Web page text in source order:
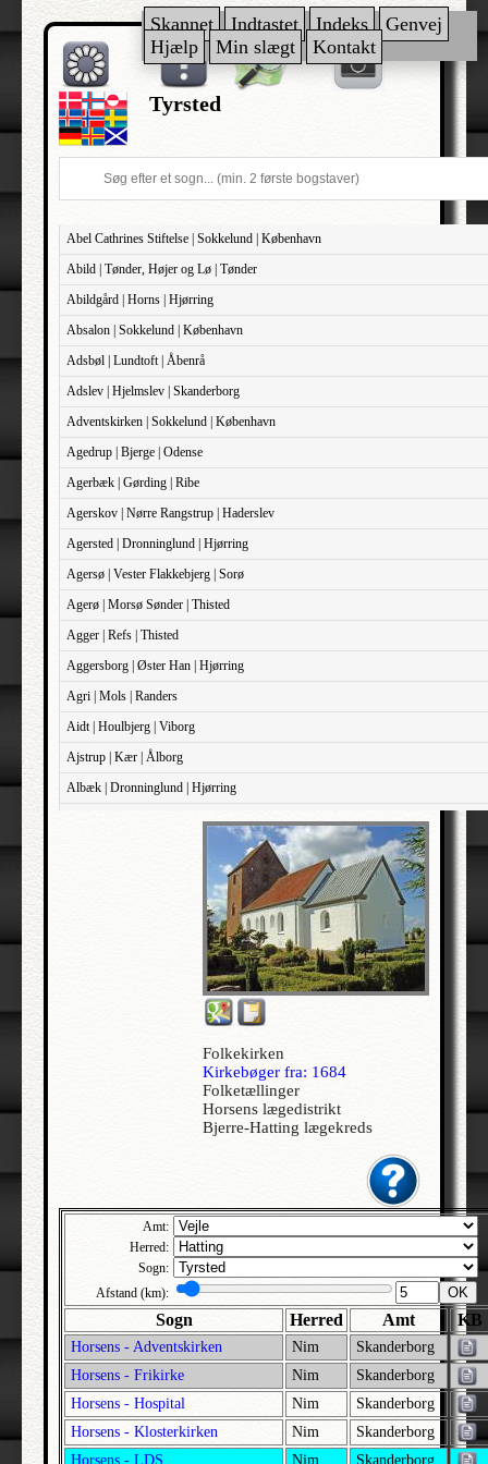
Skannet Indtastet Indeks
Genvej
Hjælp
Min slægt Kontakt
Tyrsted
Abel Cathrines Stiftelse | Sokkelund | København
Abild | Tønder, Højer og Lø | Tønder
Abildgård | Horns | Hjørring
Absalon | Sokkelund | København
Adsbøl | Lundtoft | Åbenrå
Adslev | Hjelmslev | Skanderborg
Adventskirken | Sokkelund | København
Agedrup | Bjerge | Odense
Agerbæk | Gørding | Ribe
Agerskov | Nørre Rangstrup | Haderslev
Agersted | Dronninglund | Hjørring
Agersø | Vester Flakkebjerg | Sorø
Agerø | Morsø Sønder | Thisted
Agger | Refs | Thisted
Aggersborg | Øster Han | Hjørring
Agri | Mols | Randers
Aidt | Houlbjerg | Viborg
Ajstrup | Kær | Ålborg
Albæk | Dronninglund | Hjørring
Albæk | Støvring | Randers
Alderslyst | Gjern | Skanderborg
Aldersro | Sokkelund | København
Allehelgen | Sokkelund | København
Aller | Sønder Tyrstrup | Haderslev
Allerød - Jesu Kristi Kirke af Sidste Dages Hellige | Lynge-Frederiksborg |
Alleshave | Skippinge | Holbæk
Allindemagle | Ringsted | Sorø
Alling | Gjern | Skanderborg
Allinge-Sandvig | Bornholm Nørre | Bornholm
Almind | Brusk | Vejle
Almind | Lysgård | Viborg
Alrø | Hads | Århus
Als | Hindsted | Ålborg
Alslev | Fakse | Præstø
Folkekirken
Kirkebøger fra: 1684
Folketællinger
Horsens lægedistrikt
Bjerre-Hatting lægekreds
Amt:
Herred:
Sogn:
Afstand (km):
OK
Sogn Herred Amt KB
Horsens - Adventskirken Nim
Skanderborg
Horsens - Frikirke
Nim
Skanderborg
Horsens - Hospital
Nim
Skanderborg
Horsens - Klosterkirken
Nim
Skanderborg
Horsens - LDS
Nim
Skanderborg